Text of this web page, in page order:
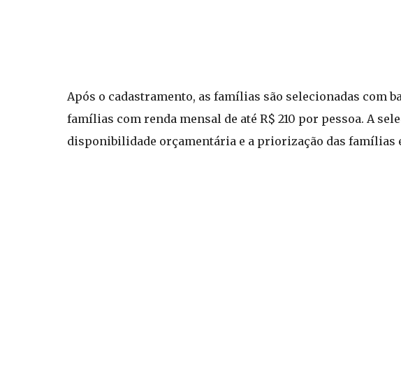
Após o cadastramento, as famílias são selecionadas com
famílias com renda mensal de até R$ 210 por pessoa. A
disponibilidade orçamentária e a priorização das famílias